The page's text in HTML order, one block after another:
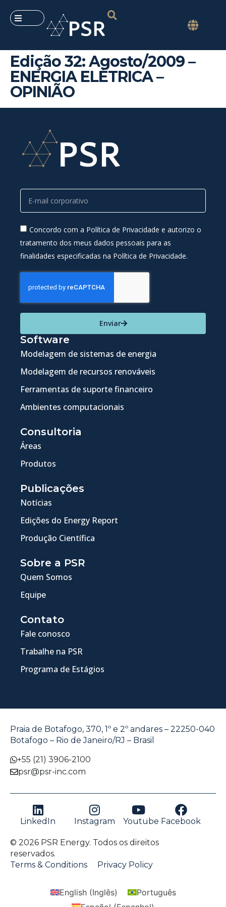
Edição 32: Agosto/2009 –
ENERGIA ELÉTRICA –
OPINIÃO
Concordo com a Política de Privacidade e autorizo o
tratamento dos meus dados pessoais para as
finalidades especificadas na Política de Privacidade.
Enviar
Software
Modelagem de sistemas de energia
Modelagem de recursos renováveis
Ferramentas de suporte financeiro
Ambientes computacionais
Consultoria
Áreas
Produtos
Publicações
Notícias
Edições do Energy Report
Produção Científica
Sobre a PSR
Quem Somos
Equipe
Contato
Fale conosco
Trabalhe na PSR
Programa de Estágios
Praia de Botafogo, 370, 1º e 2º andares – 22250-040
Botafogo – Rio de Janeiro/RJ – Brasil
+55 (21) 3906-2100
psr@psr-inc.com
LinkedIn Instagram Youtube Facebook
© 2026 PSR Energy. Todos os direitos
reservados.
Terms & Conditions
Privacy Policy
English(Inglês)
Português